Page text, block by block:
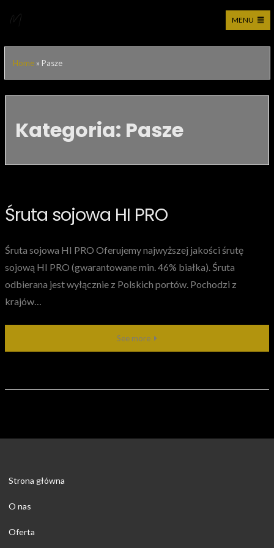
MENU
Home» Pasze
Kategoria: Pasze
Śruta sojowa HI PRO
Śruta sojowa HI PRO Oferujemy najwyższej jakości śrutę
sojową HI PRO (gwarantowane min. 46% białka). Śruta
odbierana jest wyłącznie z Polskich portów. Pochodzi z
krajów…
See more
Strona główna
O nas
Oferta